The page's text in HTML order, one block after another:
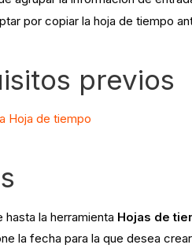
por copiar la hoja de tiempo
previos
Hoja de tiempo
hasta la herramienta Hojas de
la fecha para la que desea